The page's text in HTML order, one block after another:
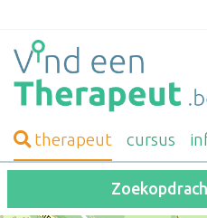
therapeut cursus